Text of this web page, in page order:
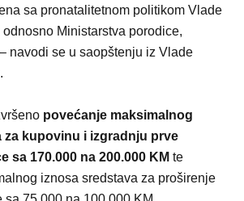
sa pronatalitetnom politikom Vlade
Ministarstva porodice,
navodi se u saopštenju iz Vlade
povećanje maksimalnog
za kupovinu i izgradnju prve
sa 170.000 na 200.000 KM te
iznosa sredstava za proširenje